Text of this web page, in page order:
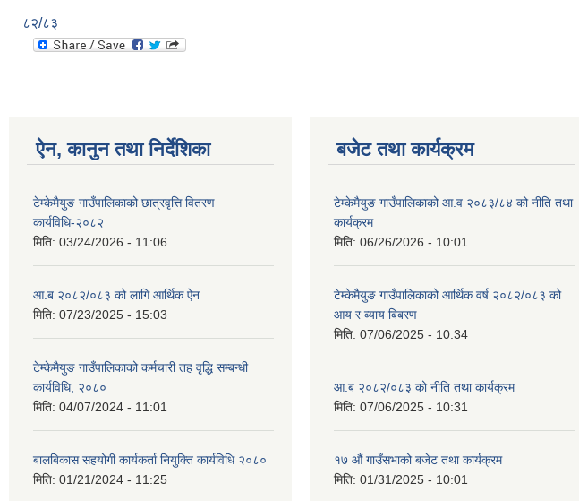
८२/८३
ऐन, कानुन तथा निर्देशिका
टेम्केमैयुङ गाउँपालिकाको छात्रवृत्ति वितरण
कार्यविधि-२०८२
मिति: 03/24/2026 - 11:06
आ.ब २०८२/०८३ को लागि आर्थिक ऐन
मिति: 07/23/2025 - 15:03
टेम्केमैयुङ गाउँपालिकाको कर्मचारी तह वृद्धि सम्बन्धी
कार्यविधि, २०८०
मिति: 04/07/2024 - 11:01
बालबिकास सहयोगी कार्यकर्ता नियुक्ति कार्यविधि २०८०
मिति: 01/21/2024 - 11:25
बजेट तथा कार्यक्रम
टेम्केमैयुङ गाउँपालिकाको आ.व २०८३/८४ को नीति तथा
कार्यक्रम
मिति: 06/26/2026 - 10:01
टेम्केमैयुङ गाउँपालिकाको आर्थिक वर्ष २०८२/०८३ को
आय र ब्याय बिबरण
मिति: 07/06/2025 - 10:34
आ.ब २०८२/०८३ को नीति तथा कार्यक्रम
मिति: 07/06/2025 - 10:31
१७ औं गाउँसभाको बजेट तथा कार्यक्रम
मिति: 01/31/2025 - 10:01